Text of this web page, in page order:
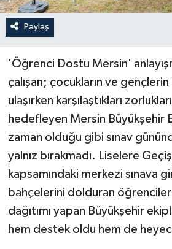
Paylaş
'Öğrenci Dostu Mersin'
çalışan; çocukların ve
ulaşırken karşılaştıkları
hedefleyen Mersin Büyükşehir
zaman olduğu gibi sınav
yalnız bırakmadı. Liselere
kapsamındaki merkezi sınava
bahçelerini dolduran
dağıtımı yapan Büyükşehir
hem destek oldu hem de